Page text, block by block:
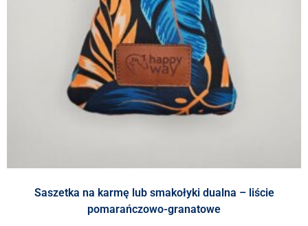
Saszetka na karmę lub smakołyki dualna – liście
pomarańczowo-granatowe